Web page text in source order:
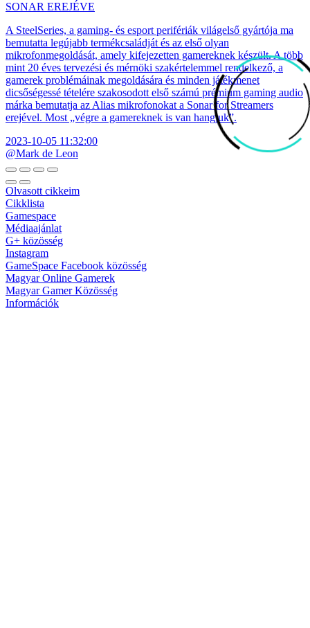
SONAR EREJÉVE
A SteelSeries, a gaming- és esport perifériák világelső gyártója ma
bemutatta legújabb termékcsaládját és az első olyan
mikrofonmegoldását, amely kifejezetten gamereknek készült. A több
mint 20 éves tervezési és mérnöki szakértelemmel rendelkező, a
gamerek problémáinak megoldására és minden játékmenet
dicsőségessé tételére szakosodott első számú prémium gaming audio
márka bemutatja az Alias mikrofonokat a Sonar for Streamers
erejével. Most „végre a gamereknek is van hangjuk”.
2023-10-05 11:32:00
@Mark de Leon
Olvasott cikkeim
Cikklista
Gamespace
Médiaajánlat
G+ közösség
Instagram
GameSpace Facebook közösség
Magyar Online Gamerek
Magyar Gamer Közösség
Információk